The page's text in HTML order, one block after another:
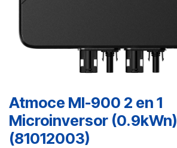
Atmoce MI-900 2 en 1
Microinversor (0.9kWn)
(81012003)